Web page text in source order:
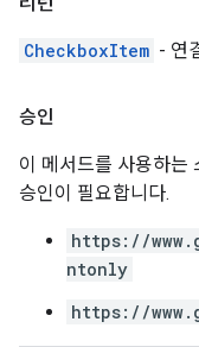
CheckboxItem - 연
승인
이 메서드를 사용하는
승인이 필요합니다.
https://
ntonly
https://